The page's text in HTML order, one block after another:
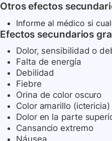
Otros efectos
Informe al médico si
Efectos secundarios
Dolor, sensibilidad o
Falta de energía
Debilidad
Fiebre
Orina de color oscuro
Color amarillo
Dolor en la parte
Cansancio extremo